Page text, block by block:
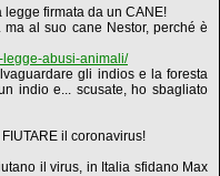
legge firmata da un CANE!
al suo cane Nestor, perché è
abusi-animali/
gli indios e la foresta
indio e... scusate, ho sbagliato
il coronavirus!
il virus, in Italia sfidano Max